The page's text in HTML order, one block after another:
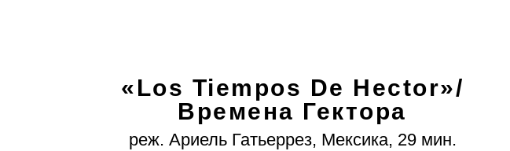
«Los Tiempos De Hector»/
Времена Гектора
реж. Ариель Гатьеррез, Мексика, 29 мин.